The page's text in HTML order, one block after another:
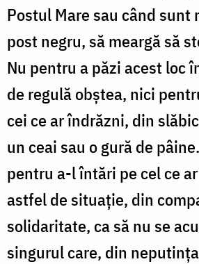
Postul Mare sau când sunt
post negru, să meargă să
Nu pentru a păzi acest loc
de regulă obştea, nici
cei ce ar îndrăzni, din
un ceai sau o gură de
pentru a-l întări pe cel ce
astfel de situaţie, din
solidaritate, ca să nu se
singurul care, din